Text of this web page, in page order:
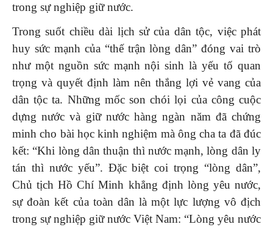
trong sự nghiệp giữ nước.
Trong suốt chiều dài lịch sử của dân tộc, việc phát
huy sức mạnh của “thế trận lòng dân” đóng vai trò
như một nguồn sức mạnh nội sinh là yếu tố quan
trọng và quyết định làm nên thắng lợi vẻ vang của
dân tộc ta. Những mốc son chói lọi của công cuộc
dựng nước và giữ nước hàng ngàn năm đã chứng
minh cho bài học kinh nghiệm mà ông cha ta đã đúc
kết: “Khi lòng dân thuận thì nước mạnh, lòng dân ly
tán thì nước yếu”. Đặc biệt coi trọng “lòng dân”,
Chủ tịch Hồ Chí Minh khẳng định lòng yêu nước,
sự đoàn kết của toàn dân là một lực lượng vô địch
trong sự nghiệp giữ nước Việt Nam: “Lòng yêu nước